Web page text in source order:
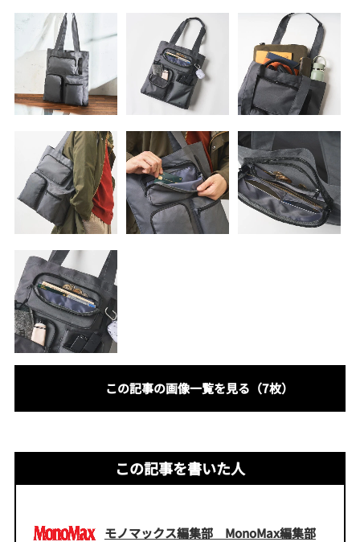
この記事の画像一覧を見る（7枚）
この記事を書いた人
モノマックス編集部 MonoMax編集部